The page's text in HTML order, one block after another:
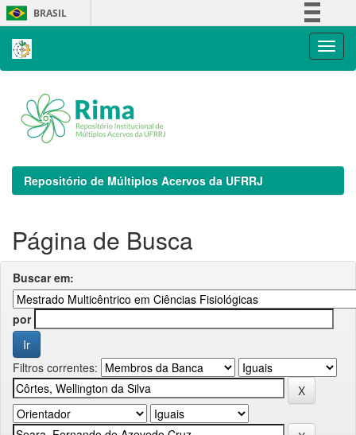
Skip
navigation
BRASIL
Repositório de Múltiplos Acervos da UFRRJ
Página de Busca
Buscar em:
por
Filtros correntes: